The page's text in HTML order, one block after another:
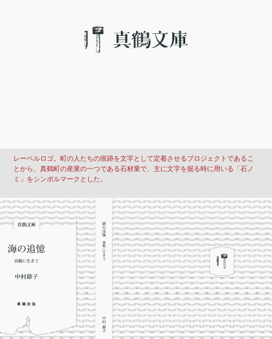
レーベルロゴ。町の人たちの痕跡を文字として定着させるプロジェクトであるこ
とから、真鶴町の産業の一つである石材業で、主に文字を掘る時に用いる「石ノ
ミ」をシンボルマークとした。